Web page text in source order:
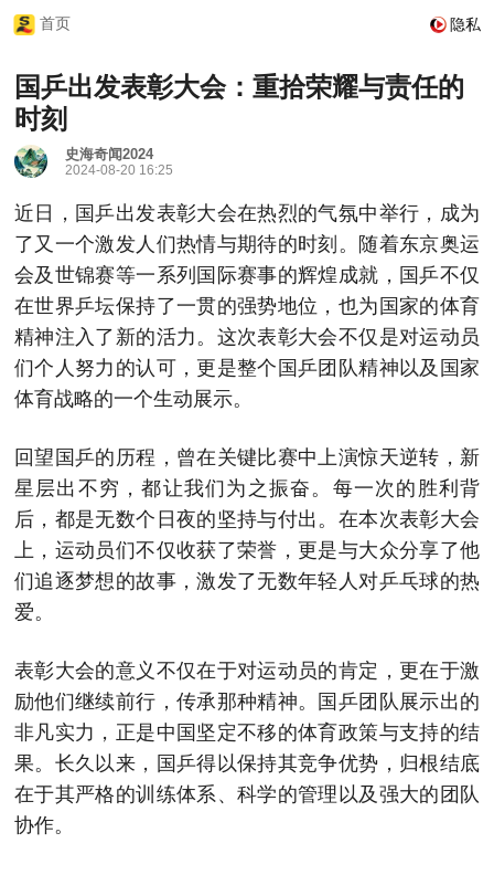
首页 隐私
国乒出发表彰大会：重拾荣耀与责任的
时刻
史海奇闻2024
2024-08-20 16:25
近日，国乒出发表彰大会在热烈的气氛中举行，成为
了又一个激发人们热情与期待的时刻。随着东京奥运
会及世锦赛等一系列国际赛事的辉煌成就，国乒不仅
在世界乒坛保持了一贯的强势地位，也为国家的体育
精神注入了新的活力。这次表彰大会不仅是对运动员
们个人努力的认可，更是整个国乒团队精神以及国家
体育战略的一个生动展示。
回望国乒的历程，曾在关键比赛中上演惊天逆转，新
星层出不穷，都让我们为之振奋。每一次的胜利背
后，都是无数个日夜的坚持与付出。在本次表彰大会
上，运动员们不仅收获了荣誉，更是与大众分享了他
们追逐梦想的故事，激发了无数年轻人对乒乓球的热
爱。
表彰大会的意义不仅在于对运动员的肯定，更在于激
励他们继续前行，传承那种精神。国乒团队展示出的
非凡实力，正是中国坚定不移的体育政策与支持的结
果。长久以来，国乒得以保持其竞争优势，归根结底
在于其严格的训练体系、科学的管理以及强大的团队
协作。